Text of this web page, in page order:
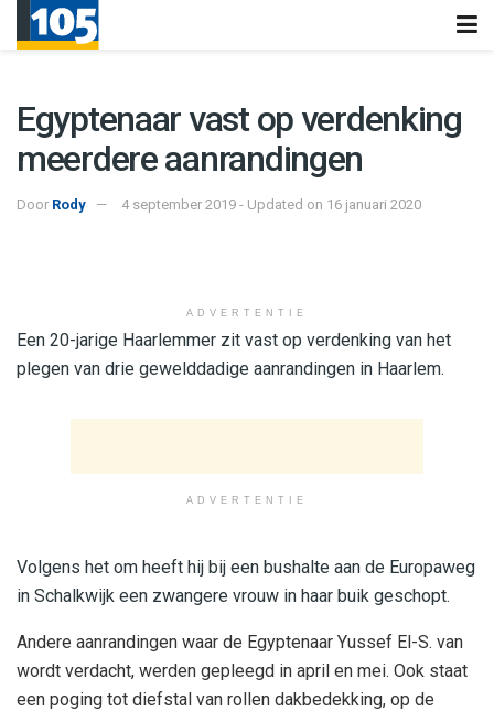
Egyptenaar vast op verdenking
meerdere aanrandingen
Door Rody 4 september 2019 - Updated on 16 januari 2020
ADVERTENTIE
Een 20-jarige Haarlemmer zit vast op verdenking van het
plegen van drie gewelddadige aanrandingen in Haarlem.
ADVERTENTIE
Volgens het om heeft hij bij een bushalte aan de Europaweg
in Schalkwijk een zwangere vrouw in haar buik geschopt.
Andere aanrandingen waar de Egyptenaar Yussef El-S. van
wordt verdacht, werden gepleegd in april en mei. Ook staat
een poging tot diefstal van rollen dakbedekking, op de